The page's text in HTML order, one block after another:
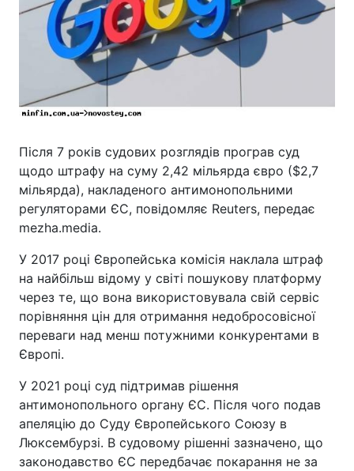
Після 7 років судових розглядів програв суд
щодо штрафу на суму 2,42 мільярда євро ($2,7
мільярда), накладеного антимонопольними
регуляторами ЄС, повідомляє Reuters, передає
mezha.media.
У 2017 році Європейська комісія наклала штраф
на найбільш відому у світі пошукову платформу
через те, що вона використовувала свій сервіс
порівняння цін для отримання недобросовісної
переваги над менш потужними конкурентами в
Європі.
У 2021 році суд підтримав рішення
антимонопольного органу ЄС. Після чого подав
апеляцію до Суду Європейського Союзу в
Люксембурзі. В судовому рішенні зазначено, що
законодавство ЄС передбачає покарання не за